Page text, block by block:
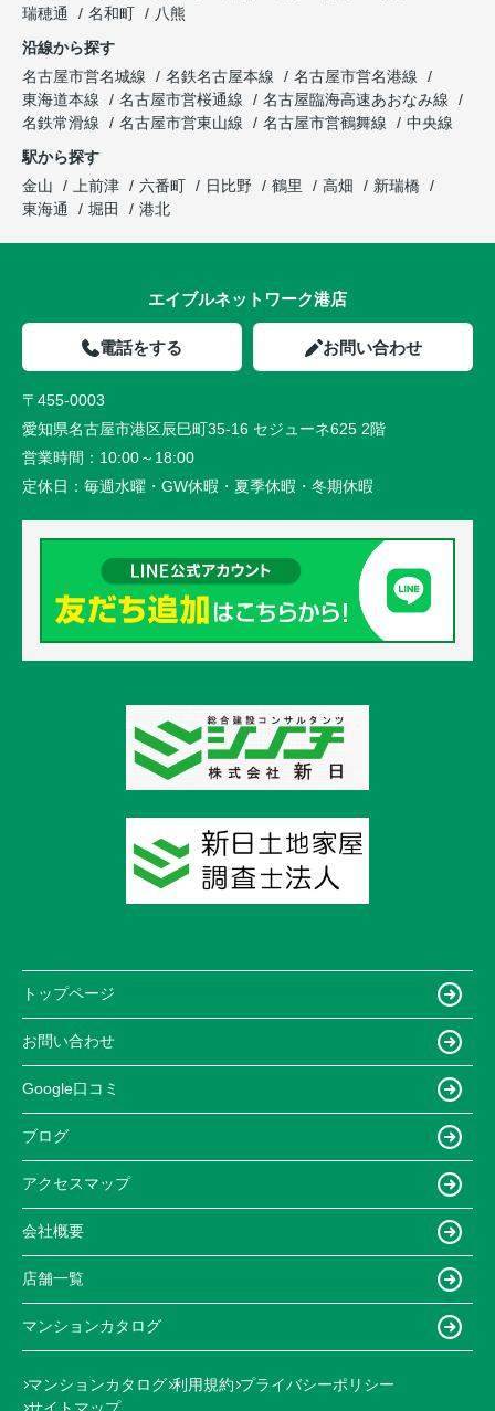
瑞穂通
名和町
八熊
沿線から探す
名古屋市営名城線
名鉄名古屋本線
名古屋市営名港線
東海道本線
名古屋市営桜通線
名古屋臨海高速あおなみ線
名鉄常滑線
名古屋市営東山線 名古屋市営鶴舞線
中央線
駅から探す
金山
上前津 六番町 日比野 鶴里 高畑
新瑞橋
東海通
堀田 港北
エイブルネットワーク港店
電話をする お問い合わせ
〒455-0003
愛知県名古屋市港区辰巳町35-16 セジューネ625 2階
営業時間： 10:00～18:00
定休日： 毎週水曜・GW休暇・夏季休暇・冬期休暇
トップページ
お問い合わせ
Google口コミ
ブログ
アクセスマップ
会社概要
店舗一覧
マンションカタログ
マンションカタログ 利用規約 プライバシーポリシー
サイトマップ